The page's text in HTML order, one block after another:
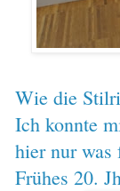
Wie die
Ich konnte
hier nur
Frühes 20.